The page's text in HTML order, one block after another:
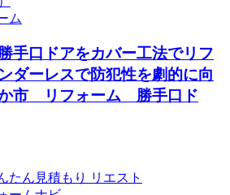
ム
手口ドアをカバー工法でリフ
ダーレスで防犯性を劇的に向
市 リフォーム 勝手口ド